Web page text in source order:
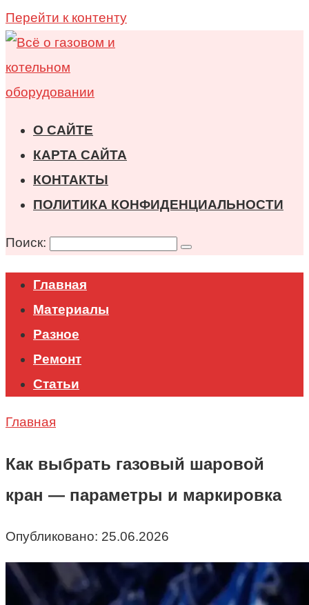
Перейти к контенту
О САЙТЕ
КАРТА САЙТА
КОНТАКТЫ
ПОЛИТИКА КОНФИДЕНЦИАЛЬНОСТИ
Поиск:
Главная
Материалы
Разное
Ремонт
Статьи
Главная
Как выбрать газовый шаровой
кран — параметры и маркировка
Опубликовано: 25.06.2026